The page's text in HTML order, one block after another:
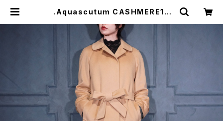
.Aquascutum CASHMERE10
T/アクアスキュータムカシミヤ100%
ベルテッドバルマカーンコート(ステ
ンカラーコート)2000000074481
| Titti Vintage